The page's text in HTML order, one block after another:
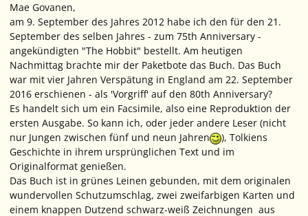
Mae Govanen,
am 9. September des Jahres 2012 habe ich den für den 21.
September des selben Jahres - zum 75th Anniversary -
angekündigten "The Hobbit" bestellt. Am heutigen
Nachmittag brachte mir der Paketbote das Buch. Das Buch
war mit vier Jahren Verspätung in England am 22. September
2016 erschienen - als 'Vorgriff' auf den 80th Anniversary?
Es handelt sich um ein Facsimile, also eine Reproduktion der
ersten Ausgabe. So kann ich, oder jeder andere Leser (nicht
nur Jungen zwischen fünf und neun Jahren
), Tolkiens
Geschichte in ihrem ursprünglichen Text und im
Originalformat genießen.
Das Buch ist in grünes Leinen gebunden, mit dem originalen
wundervollen Schutzumschlag, zwei zweifarbigen Karten und
einem knappen Dutzend schwarz-weiß Zeichnungen aus